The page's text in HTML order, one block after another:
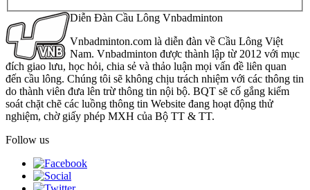
Diễn Đàn Cầu Lông Vnbadminton
Vnbadminton.com là diễn đàn về Cầu Lông Việt
Nam. Vnbadminton được thành lập từ 2012 với mục
đích giao lưu, học hỏi, chia sẻ và thảo luận mọi vấn đề liên quan
đến cầu lông. Chúng tôi sẽ không chịu trách nhiệm với các thông tin
do thành viên đưa lên trừ thông tin nội bộ. BQT sẽ cố gắng kiểm
soát chặt chẽ các luồng thông tin Website đang hoạt động thử
nghiệm, chờ giấy phép MXH của Bộ TT & TT.
Follow us